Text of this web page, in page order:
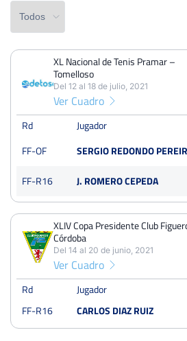
PERDIDOSPARTIDOS
1 3
PERDIDOS SETS
2
PERDIDOS JUEGOS
XL Nacional de Tenis Pramar –
Del 12 al 18 de julio, 2021
Octavos
XLIV Copa Presidente Club Figueroa
Del 14 al 20 de junio, 2021
XL Nacional de Tenis Pramar –
Tomelloso
Del 12 al 18 de julio, 2021
Ver Cuadro
Rd Jugador
FF-OF
SERGIO REDONDO
FF-R16
J. ROMERO CEPEDA
XLIV Copa Presidente Club
Córdoba
Del 14 al 20 de junio, 2021
Ver Cuadro
Rd Jugador
FF-R16
CARLOS DIAZ RUIZ